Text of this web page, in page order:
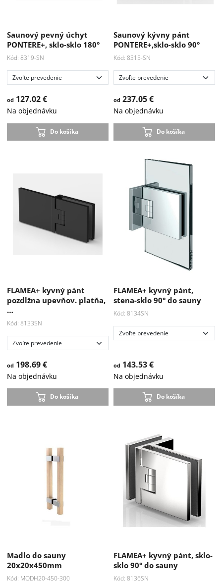
Saunový pevný úchyt
PONTERE+, sklo-sklo 180°
Kód: 8319-SN
od127.02 €
Na objednávku
Do košíka
Saunový kývny pánt
PONTERE+,sklo-sklo 90°
Kód: 8315-SN
od 237.05 €
Na objednávku
Do košíka
FLAMEA+ kyvný pánt
pozdlžna upevňov. platňa,
…
Kód: 8133SN
od198.69 €
Na objednávku
Do košíka
FLAMEA+ kyvný pánt,
stena-sklo 90° do sauny
Kód: 8134SN
od 143.53 €
Na objednávku
Do košíka
Madlo do sauny
20x20x450mm
Kód: MODH20-450-300
FLAMEA+ kyvný pánt, sklo-
sklo 90° do sauny
Kód: 8136SN